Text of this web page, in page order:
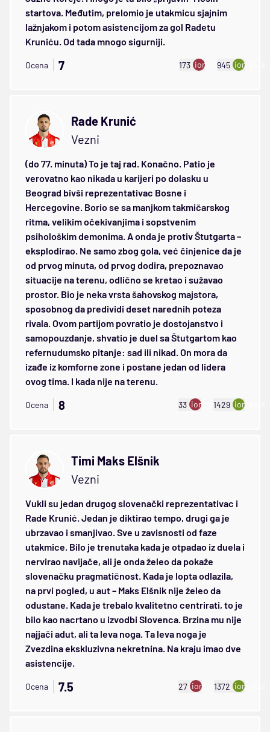
startova. Međutim, prelomio je utakmicu sjajnim
lažnjakom i potom asistencijom za gol Radetu
Kruniću. Od tada mnogo sigurniji.
Ocena 7 173 ion:minus
945 ion:plus
Rade Krunić
Vezni
(do 77. minuta) To je taj rad. Konačno. Patio je
verovatno kao nikada u karijeri po dolasku u
Beograd bivši reprezentativac Bosne i
Hercegovine. Borio se sa manjkom takmičarskog
ritma, velikim očekivanjima i sopstvenim
psihološkim demonima. A onda je protiv Štutgarta –
eksplodirao. Ne samo zbog gola, već činjenice da je
od prvog minuta, od prvog dodira, prepoznavao
situacije na terenu, odlično se kretao i sužavao
prostor. Bio je neka vrsta šahovskog majstora,
sposobnog da predividi deset narednih poteza
rivala. Ovom partijom povratio je dostojanstvo i
samopouzdanje, shvatio je duel sa Štutgartom kao
refernudumsko pitanje: sad ili nikad. On mora da
izađe iz komforne zone i postane jedan od lidera
ovog tima. I kada nije na terenu.
Ocena 8 33 ion:minus
1429 ion:plus
Timi Maks Elšnik
Vezni
Vukli su jedan drugog slovenački reprezentativac i
Rade Krunić. Jedan je diktirao tempo, drugi ga je
ubrzavao i smanjivao. Sve u zavisnosti od faze
utakmice. Bilo je trenutaka kada je otpadao iz duela i
nervirao navijače, ali je onda želeo da pokaže
slovenačku pragmatičnost. Kada je lopta odlazila,
na prvi pogled, u aut – Maks Elšnik nije želeo da
odustane. Kada je trebalo kvalitetno centrirati, to je
bilo kao nacrtano u izvodbi Slovenca. Brzina mu nije
najjači adut, ali ta leva noga. Ta leva noga je
Zvezdina ekskluzivna nekretnina. Na kraju imao dve
asistencije.
Ocena 7.5 27 ion:minus
1372 ion:plus